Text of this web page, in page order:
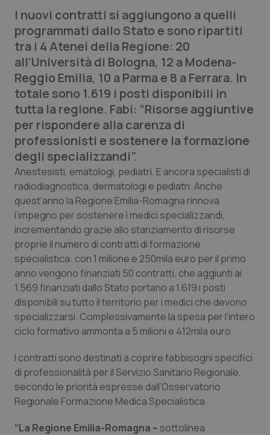
Lettere al direttore
Edizioni Regionali
QS Pro
Professionisti Sanitari.AI
Abruzzo
Basilicata
Calabria
Campania
Emilia-Romagna
Friuli Venezia Giulia
Lazio
Liguria
Lombardia
QS Pro Gold
Artrite & artrosi
Asma & BPCO
Car-T
Colesterolo & coronaropatie
Dermatite Atopica
Diabete & glucometri
Disturbi dell’umore
Dolore
QS Club Newsletter
I nuovi contratti si aggiungono a quelli
programmati dallo Stato e sono ripartiti
tra i 4 Atenei della Regione: 20
all’Università di Bologna, 12 a Modena-
Reggio Emilia, 10 a Parma e 8 a Ferrara. In
totale sono 1.619 i posti disponibili in
tutta la regione. Fabi: “Risorse aggiuntive
per rispondere alla carenza di
professionisti e sostenere la formazione
degli specializzandi”.
Anestesisti, ematologi, pediatri. E ancora specialisti di
radiodiagnostica, dermatologi e pediatri. Anche
quest’anno la Regione Emilia-Romagna rinnova
l’impegno per sostenere i medici specializzandi,
incrementando grazie allo stanziamento di risorse
proprie il numero di contratti di formazione
specialistica: con 1 milione e 250mila euro per il primo
anno vengono finanziati 50 contratti, che aggiunti ai
1.569 finanziati dallo Stato portano a 1.619 i posti
disponibili su tutto il territorio per i medici che devono
specializzarsi. Complessivamente la spesa per l’intero
ciclo formativo ammonta a 5 milioni e 412mila euro.
I contratti sono destinati a coprire fabbisogni specifici
di professionalità per il Servizio Sanitario Regionale,
secondo le priorità espresse dall’Osservatorio
Regionale Formazione Medica Specialistica.
“La Regione Emilia-Romagna – sottolinea